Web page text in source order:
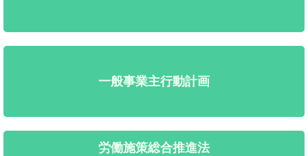
一般事業主行動計画
労働施策総合推進法